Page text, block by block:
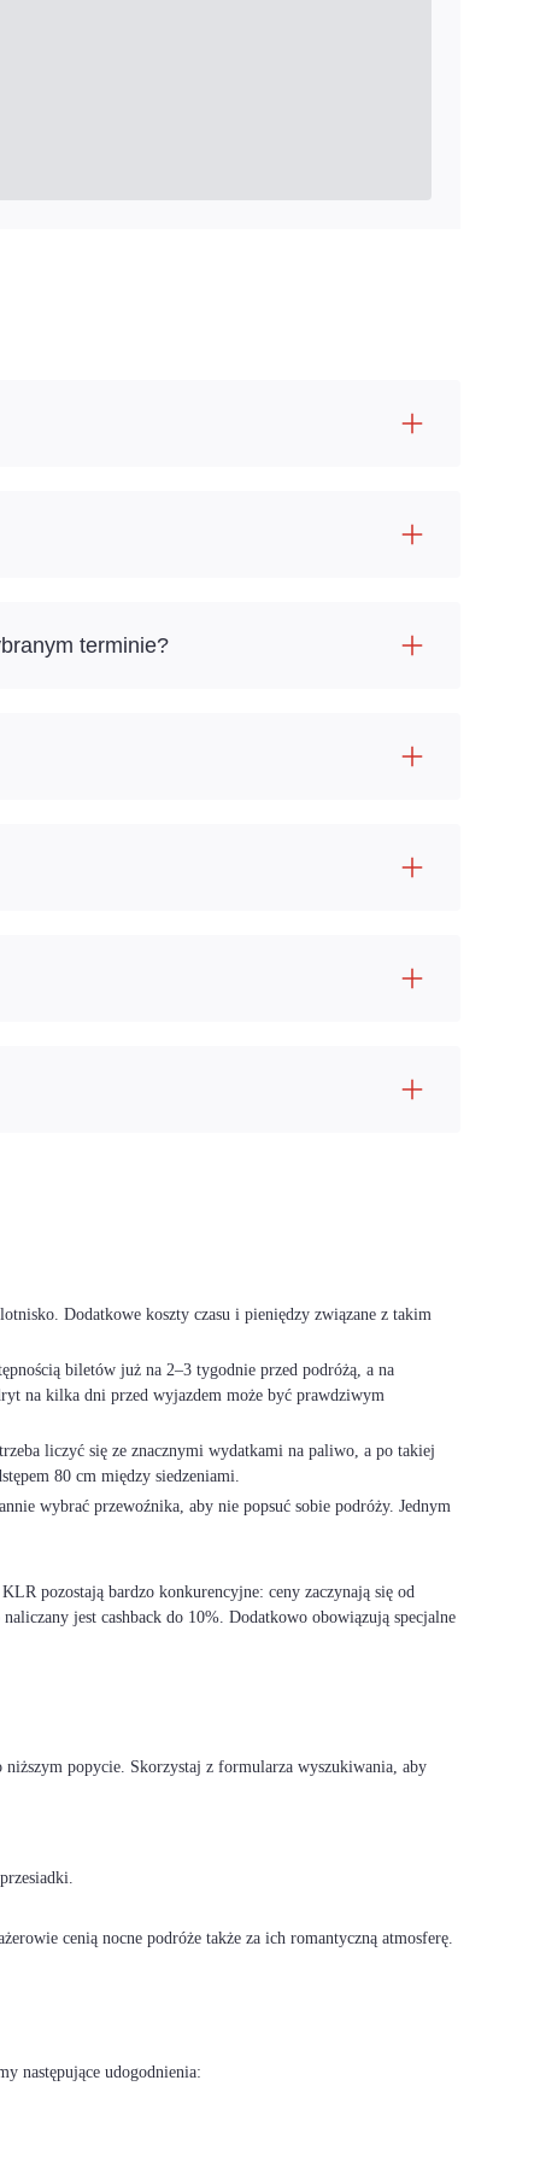
terminie?
Dodatkowe koszty czasu i pieniędzy związane z takim
biletów już na 2–3 tygodnie przed podróżą, a na
na kilka dni przed wyjazdem może być prawdziwym
liczyć się ze znacznymi wydatkami na paliwo, a po takiej
80 cm między siedzeniami.
wybrać przewoźnika, aby nie popsuć sobie podróży. Jednym
pozostają bardzo konkurencyjne: ceny zaczynają się od
jest cashback do 10%. Dodatkowo obowiązują specjalne
niższym popycie. Skorzystaj z formularza wyszukiwania, aby
cenią nocne podróże także za ich romantyczną atmosferę.